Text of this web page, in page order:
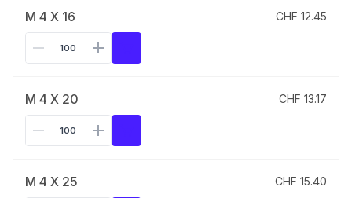
M 4 X 16 CHF 12.45
M 4 X 20 CHF 13.17
M 4 X 25 CHF 15.40